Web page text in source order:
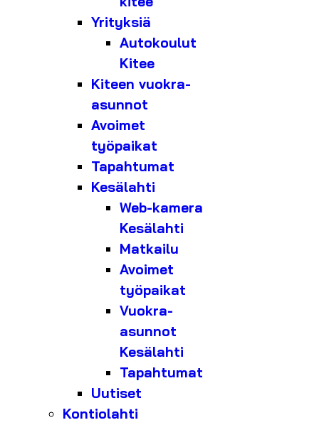
Yrityksiä
Autokoulut
Kitee
Kiteen vuokra-
asunnot
Avoimet
työpaikat
Tapahtumat
Kesälahti
Web-kamera
Kesälahti
Matkailu
Avoimet
työpaikat
Vuokra-
asunnot
Kesälahti
Tapahtumat
Uutiset
Kontiolahti